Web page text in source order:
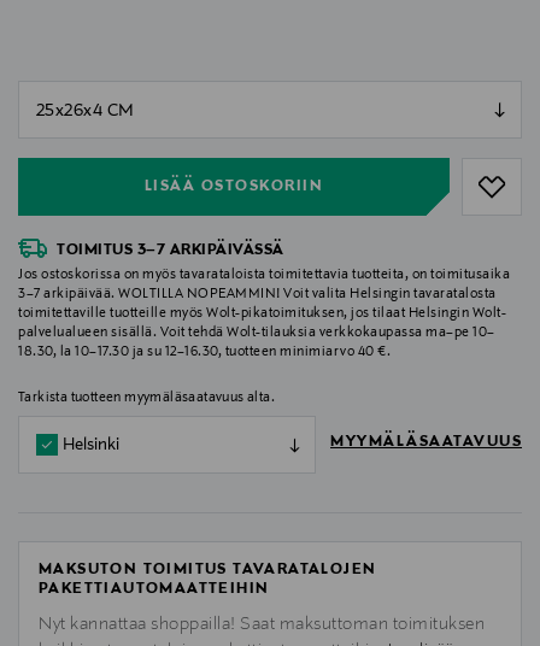
LISÄÄ OSTOSKORIIN
TOIMITUS 3–7 ARKIPÄIVÄSSÄ
Jos ostoskorissa on myös tavarataloista toimitettavia tuotteita, on toimitusaika
3–7 arkipäivää. WOLTILLA NOPEAMMIN! Voit valita Helsingin tavaratalosta
toimitettaville tuotteille myös Wolt-pikatoimituksen, jos tilaat Helsingin Wolt-
palvelualueen sisällä. Voit tehdä Wolt-tilauksia verkkokaupassa ma–pe 10–
18.30, la 10–17.30 ja su 12–16.30, tuotteen minimiarvo 40 €.
Tarkista tuotteen myymäläsaatavuus alta.
Helsinki MYYMÄLÄSAATAVUUS
MAKSUTON TOIMITUS TAVARATALOJEN
PAKETTIAUTOMAATTEIHIN
Nyt kannattaa shoppailla! Saat maksuttoman toimituksen